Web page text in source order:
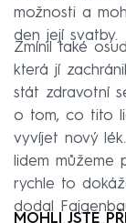
možnosti a
den její svatby.
Zmínil také
která jí
stát zdravotní
o tom, co tito
vyvíjet nový
lidem můžeme
rychle to
dodal
MOHLI JSTE